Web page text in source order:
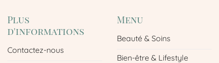
Plus
d'informations
Contactez-nous
Menu
Beauté & Soins
Bien-être & Lifestyle